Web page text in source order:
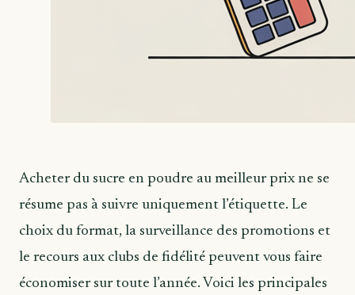
Acheter du sucre en poudre au meilleur prix ne se
résume pas à suivre uniquement l’étiquette. Le
choix du format, la surveillance des promotions et
le recours aux clubs de fidélité peuvent vous faire
économiser sur toute l’année. Voici les principales